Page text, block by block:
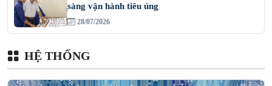
Việt Nam - Hà Lan còn nhiều tiềm năng hợp tác
về tài nguyên nước
04/08/2026
Siêu bão Dolphin chưa có dấu hiệu sẽ vào Biển
Đông